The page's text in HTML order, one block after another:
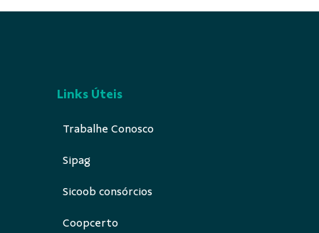
Links Úteis
Trabalhe Conosco
Sipag
Sicoob consórcios
Coopcerto